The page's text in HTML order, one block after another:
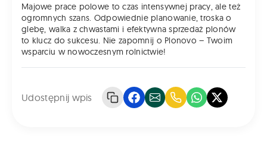
Majowe prace polowe to czas intensywnej pracy, ale też
ogromnych szans. Odpowiednie planowanie, troska o
glebę, walka z chwastami i efektywna sprzedaż plonów
to klucz do sukcesu. Nie zapomnij o Plonovo – Twoim
wsparciu w nowoczesnym rolnictwie!
Udostępnij wpis